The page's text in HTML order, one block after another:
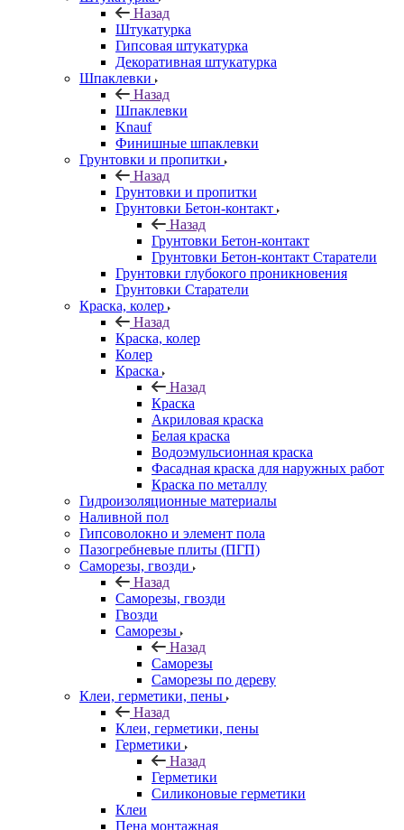
Назад
Штукатурка
Гипсовая штукатурка
Декоративная штукатурка
Шпаклевки
Назад
Шпаклевки
Knauf
Финишные шпаклевки
Грунтовки и пропитки
Назад
Грунтовки и пропитки
Грунтовки Бетон-контакт
Назад
Грунтовки Бетон-контакт
Грунтовки Бетон-контакт Старатели
Грунтовки глубокого проникновения
Грунтовки Старатели
Краска, колер
Назад
Краска, колер
Колер
Краска
Назад
Краска
Акриловая краска
Белая краска
Водоэмульсионная краска
Фасадная краска для наружных работ
Краска по металлу
Гидроизоляционные материалы
Наливной пол
Гипсоволокно и элемент пола
Пазогребневые плиты (ПГП)
Саморезы, гвозди
Назад
Саморезы, гвозди
Гвозди
Саморезы
Назад
Саморезы
Саморезы по дереву
Клеи, герметики, пены
Назад
Клеи, герметики, пены
Герметики
Назад
Герметики
Силиконовые герметики
Клеи
Пена монтажная